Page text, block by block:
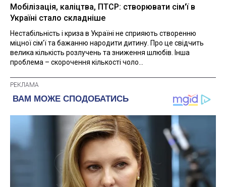
Мобілізація, каліцтва, ПТСР: створювати сім'ї в
Україні стало складніше
Нестабільність і криза в Україні не сприяють створенню
міцної сім'ї та бажанню народити дитину. Про це свідчить
велика кількість розлучень та зниження шлюбів. Інша
проблема – скорочення кількості чоло...